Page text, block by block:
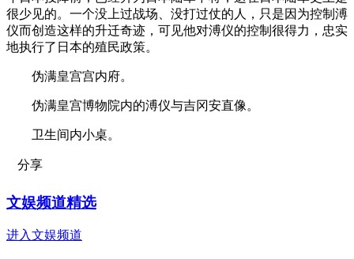
很少见的。一个没上过战场、没打过仗的人，只是因为控制溥
仪而创造这样的升迁奇迹，可见他对溥仪的控制很得力，忠实
地执行了日本的殖民政策。
伪满皇宫宫内府。
伪满皇宫博物院内的溥仪与吉冈安直像。
卫生间内小桌。
分享
文娱频道精选
进入文娱频道